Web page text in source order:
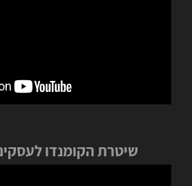
שיטרת הקומנדו לעסקים